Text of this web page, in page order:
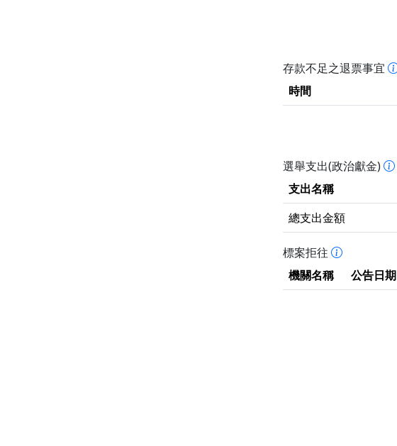
存款不足之退票事宜
時間
選舉支出(政治獻金)
支出名稱
總支出金額
標案拒往
機關名稱
公告日期